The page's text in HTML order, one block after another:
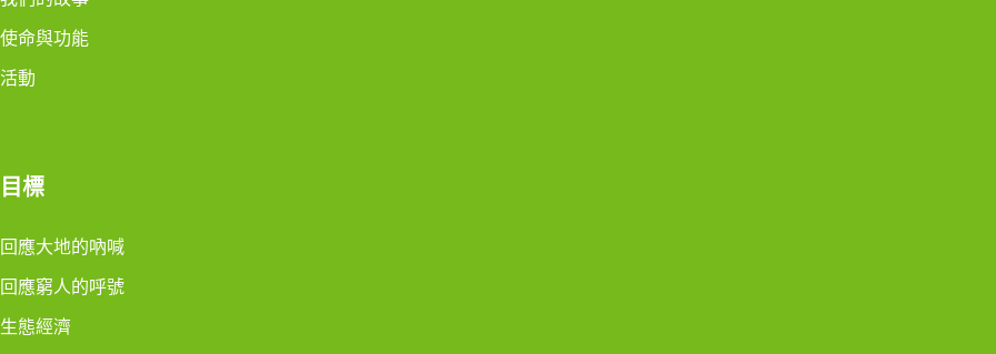
使命與功能
活動
目標
回應大地的吶喊
回應窮人的呼號
生態經濟